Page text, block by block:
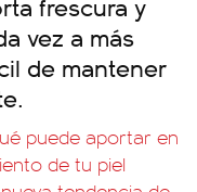
vez a más
de mantener
puede aportar en
de tu piel